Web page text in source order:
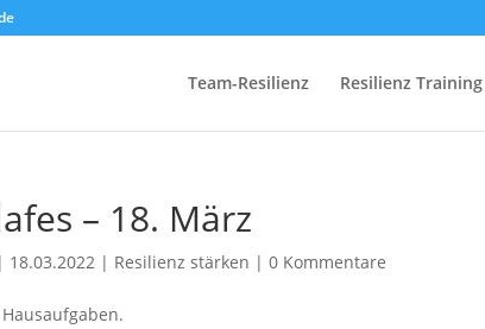
Team-Resilienz Resilienz Training
– 18. März
| 18.03.2022 | Resilienz stärken |0 Kommentare